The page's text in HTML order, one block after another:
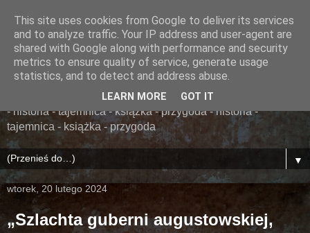
......... ZAPOMNIANA
BIBLIOTEKA ........
książka - przygoda - historia - tajemnica - książka - przygoda
- historia - tajemnica - książka - przygoda - historia -
tajemnica - książka - przygoda
▼
wtorek, 20 lutego 2024
„Szlachta guberni augustowskiej,
This site uses cookies from Google to deliver its services
and to analyze traffic. Your IP address and user-agent are
shared with Google along with performance and security
metrics to ensure quality of service, generate usage
statistics, and to detect and address abuse.
LEARN MORE GOT IT